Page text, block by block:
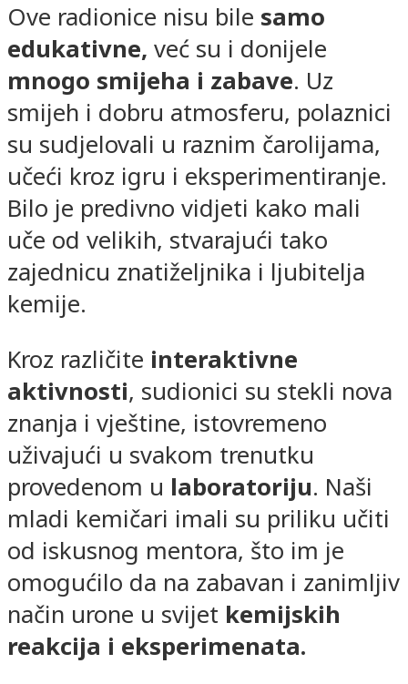
Ove radionice nisu bile samo
edukativne, već su i donijele
mnogo smijeha i zabave. Uz
smijeh i dobru atmosferu, polaznici
su sudjelovali u raznim čarolijama,
učeći kroz igru i eksperimentiranje.
Bilo je predivno vidjeti kako mali
uče od velikih, stvarajući tako
zajednicu znatiželjnika i ljubitelja
kemije.
Kroz različite interaktivne
aktivnosti, sudionici su stekli nova
znanja i vještine, istovremeno
uživajući u svakom trenutku
provedenom u laboratoriju. Naši
mladi kemičari imali su priliku učiti
od iskusnog mentora, što im je
omogućilo da na zabavan i zanimljiv
način urone u svijet kemijskih
reakcija i eksperimenata.